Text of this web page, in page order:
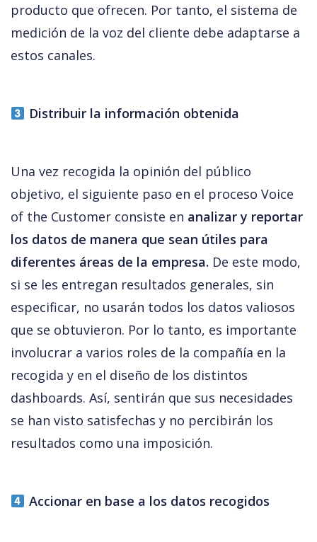
producto que ofrecen. Por tanto, el sistema de
medición de la voz del cliente debe adaptarse a
estos canales.
Distribuir la información obtenida
Una vez recogida la opinión del público
objetivo, el siguiente paso en el proceso Voice
of the Customer consiste en analizar y reportar
los datos de manera que sean útiles para
diferentes áreas de la empresa. De este modo,
si se les entregan resultados generales, sin
especificar, no usarán todos los datos valiosos
que se obtuvieron. Por lo tanto, es importante
involucrar a varios roles de la compañía en la
recogida y en el diseño de los distintos
dashboards. Así, sentirán que sus necesidades
se han visto satisfechas y no percibirán los
resultados como una imposición.
Accionar en base a los datos recogidos